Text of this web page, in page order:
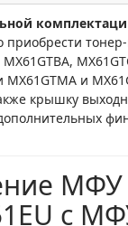
приобрести
MX61GTMA и
крышку
МФУ
с